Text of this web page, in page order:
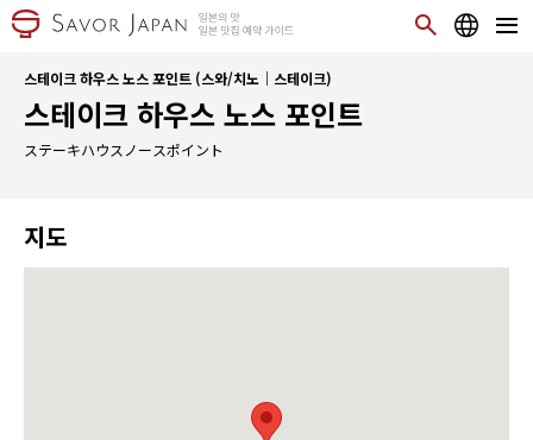
스테이크 하우스 노스 포인트 (스와/치노｜스테이크)
스테이크 하우스 노스 포인트
ステーキハウスノースポイント
지도